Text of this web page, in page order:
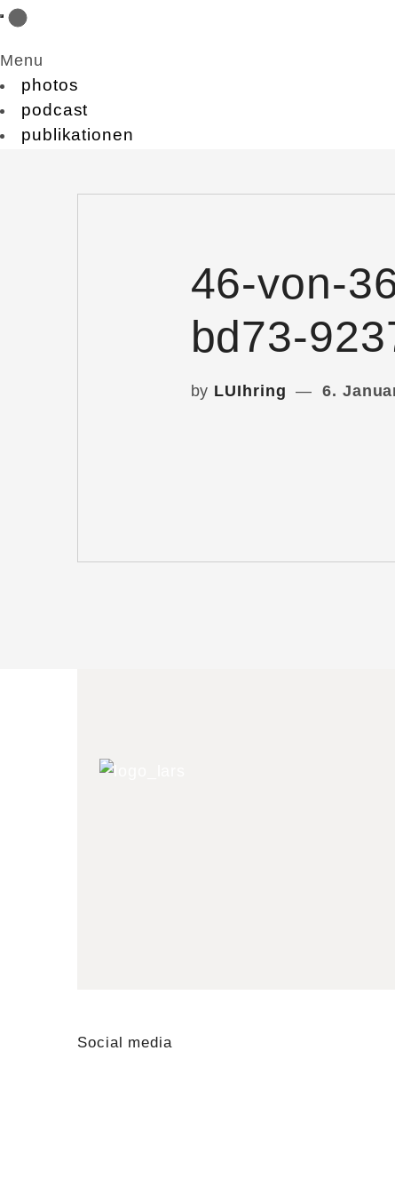
Menu
photos
podcast
publikationen
46-von-
bd73-
by LUIhring 6.
Social media